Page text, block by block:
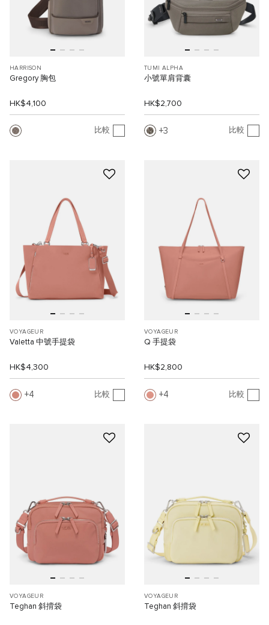
HARRISON
Gregory 胸包
HK$4,100
比較
TUMI ALPHA
小號單肩背囊
HK$2,700
3 比較
VOYAGEUR
Valetta 中號手提袋
HK$4,300
4 比較
VOYAGEUR
Q 手提袋
HK$2,800
4 比較
VOYAGEUR
Teghan 斜揹袋
VOYAGEUR
Teghan 斜揹袋